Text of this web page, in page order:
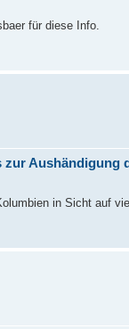
für diese Info.
Aushändigung
in Sicht auf